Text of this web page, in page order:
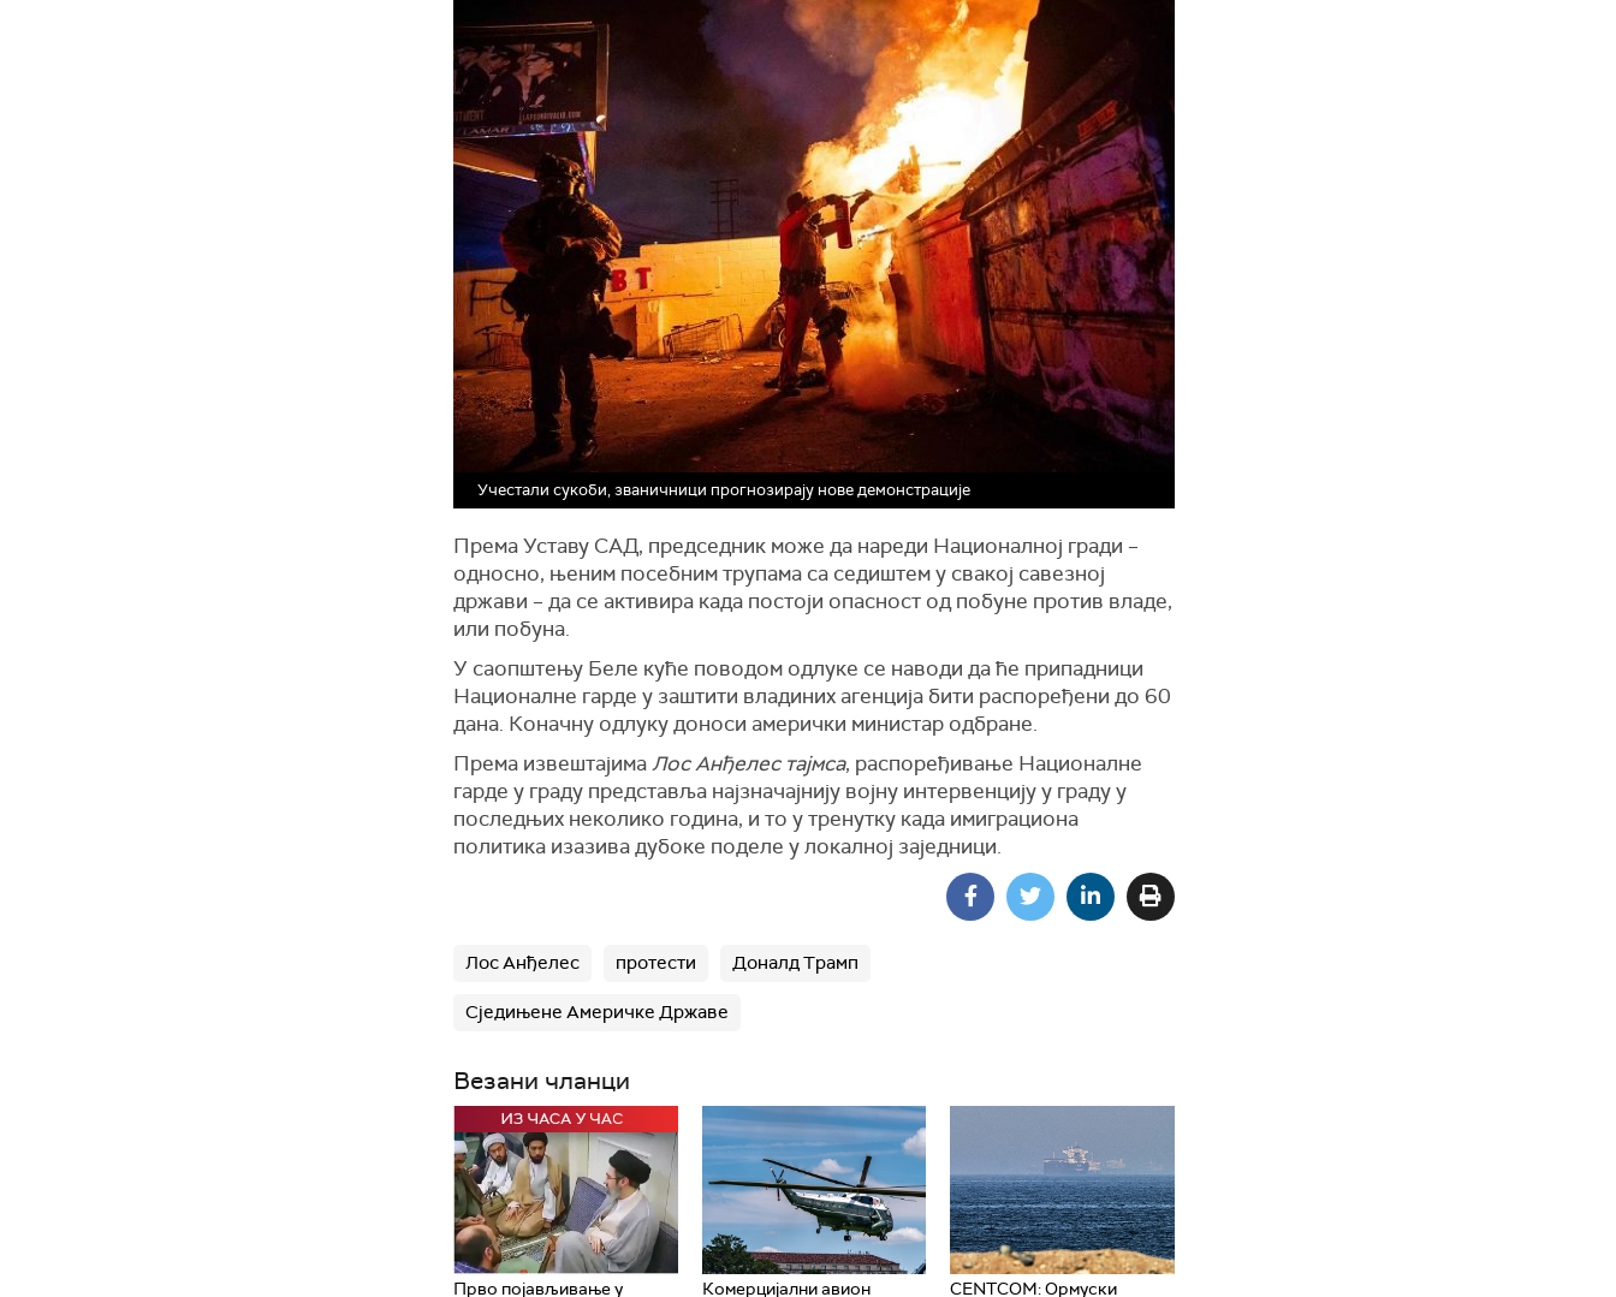
Учестали сукоби, званичници прогнозирају нове демонстрације
Према Уставу САД, председник може да нареди Националној гради –
односно, њеним посебним трупама са седиштем у свакој савезној
држави – да се активира када постоји опасност од побуне против владе,
или побуна.
У саопштењу Беле куће поводом одлуке се наводи да ће припадници
Националне гарде у заштити владиних агенција бити распоређени до 60
дана. Коначну одлуку доноси амерички министар одбране.
Према извештајимаЛос Анђелес тајмса, распоређивање Националне
гарде у граду представља најзначајнију војну интервенцију у граду у
последњих неколико година, и то у тренутку када имиграциона
политика изазива дубоке поделе у локалној заједници.
Лос Анђелес протести Доналд Трамп
Сједињене Америчке Државе
Везани чланци
Прво појављивање у
Комерцијални авион
CENTCOM: Ормуски